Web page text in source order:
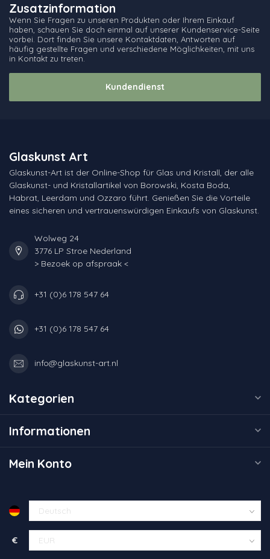
Zusatzinformation
Wenn Sie Fragen zu unseren Produkten oder Ihrem Einkauf
haben, schauen Sie doch einmal auf unserer Kundenservice-Seite
vorbei. Dort finden Sie unsere Kontaktdaten, Antworten auf
häufig gestellte Fragen und verschiedene Möglichkeiten, mit uns
in Kontakt zu treten.
Kundendienst
Glaskunst Art
Glaskunst-Art ist der Online-Shop für Glas und Kristall, der alle
Glaskunst- und Kristallartikel von Borowski, Kosta Boda,
Habrat, Leerdam und Ozzaro führt. Genießen Sie die Vorteile
eines sicheren und vertrauenswürdigen Einkaufs von Glaskunst.
Wolweg 24
3776 LP Stroe Nederland
> Bezoek op afspraak <
+31 (0)6 178 547 64
+31 (0)6 178 547 64
info@glaskunst-art.nl
Kategorien
Informationen
Mein Konto
€